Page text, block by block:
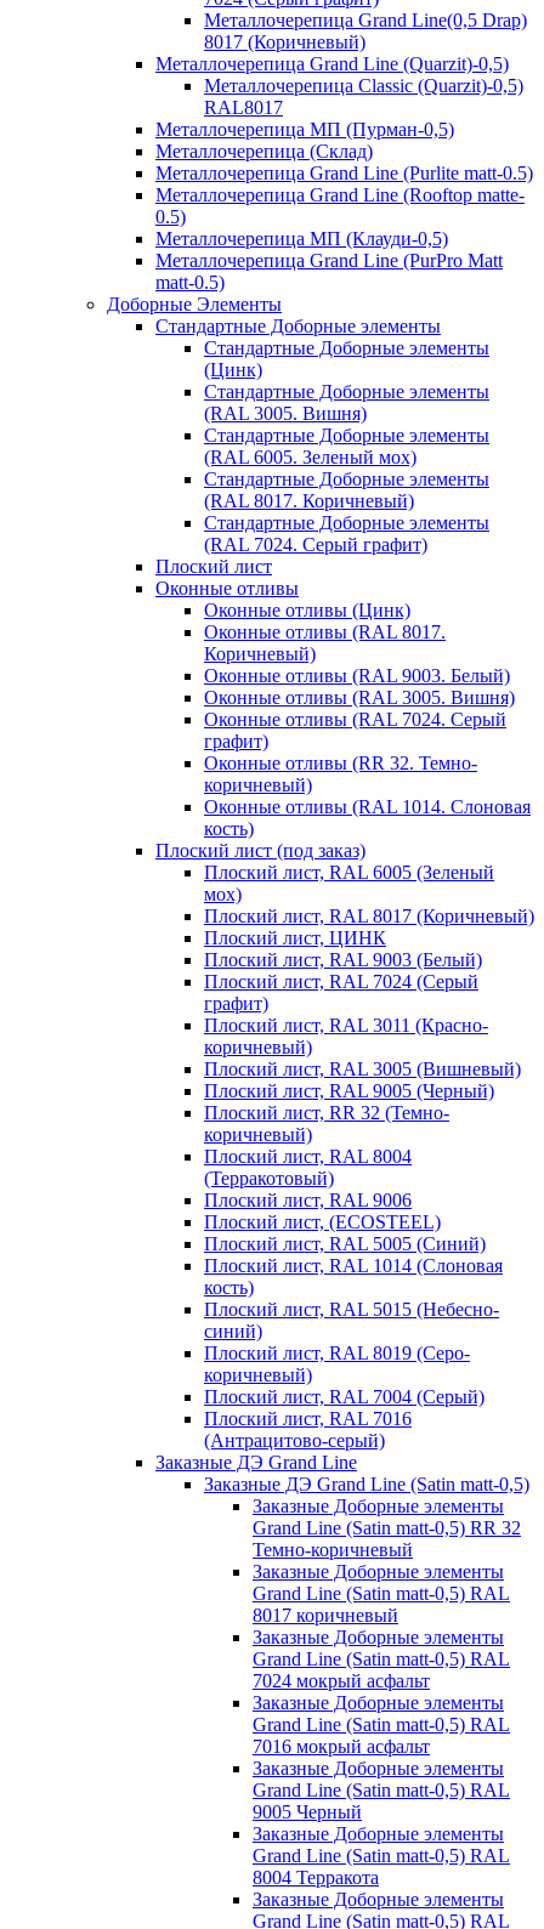
Металлочерепица Grand Line(0,5 Drap)
8017 (Коричневый)
Металлочерепица Grand Line (Quarzit)-0,5)
Металлочерепица Classic (Quarzit)-0,5)
RAL8017
Металлочерепица МП (Пурман-0,5)
Металлочерепица (Склад)
Металлочерепица Grand Line (Purlite matt-0.5)
Металлочерепица Grand Line (Rooftop matte-
0.5)
Металлочерепица МП (Клауди-0,5)
Металлочерепица Grand Line (PurPro Matt
matt-0.5)
Доборные Элементы
Стандартные Доборные элементы
Стандартные Доборные элементы
(Цинк)
Стандартные Доборные элементы
(RAL 3005. Вишня)
Стандартные Доборные элементы
(RAL 6005. Зеленый мох)
Стандартные Доборные элементы
(RAL 8017. Коричневый)
Стандартные Доборные элементы
(RAL 7024. Серый графит)
Плоский лист
Оконные отливы
Оконные отливы (Цинк)
Оконные отливы (RAL 8017.
Коричневый)
Оконные отливы (RAL 9003. Белый)
Оконные отливы (RAL 3005. Вишня)
Оконные отливы (RAL 7024. Серый
графит)
Оконные отливы (RR 32. Темно-
коричневый)
Оконные отливы (RAL 1014. Слоновая
кость)
Плоский лист (под заказ)
Плоский лист, RAL 6005 (Зеленый
мох)
Плоский лист, RAL 8017 (Коричневый)
Плоский лист, ЦИНК
Плоский лист, RAL 9003 (Белый)
Плоский лист, RAL 7024 (Серый
графит)
Плоский лист, RAL 3011 (Красно-
коричневый)
Плоский лист, RAL 3005 (Вишневый)
Плоский лист, RAL 9005 (Черный)
Плоский лист, RR 32 (Темно-
коричневый)
Плоский лист, RAL 8004
(Терракотовый)
Плоский лист, RAL 9006
Плоский лист, (ECOSTEEL)
Плоский лист, RAL 5005 (Синий)
Плоский лист, RAL 1014 (Слоновая
кость)
Плоский лист, RAL 5015 (Небесно-
синий)
Плоский лист, RAL 8019 (Серо-
коричневый)
Плоский лист, RAL 7004 (Серый)
Плоский лист, RAL 7016
(Антрацитово-серый)
Заказные ДЭ Grand Line
Заказные ДЭ Grand Line (Satin matt-0,5)
Заказные Доборные элементы
Grand Line (Satin matt-0,5) RR 32
Темно-коричневый
Заказные Доборные элементы
Grand Line (Satin matt-0,5) RAL
8017 коричневый
Заказные Доборные элементы
Grand Line (Satin matt-0,5) RAL
7024 мокрый асфальт
Заказные Доборные элементы
Grand Line (Satin matt-0,5) RAL
7016 мокрый асфальт
Заказные Доборные элементы
Grand Line (Satin matt-0,5) RAL
9005 Черный
Заказные Доборные элементы
Grand Line (Satin matt-0,5) RAL
8004 Терракота
Заказные Доборные элементы
Grand Line (Satin matt-0,5) RAL